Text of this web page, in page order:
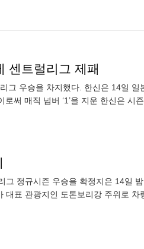
센트럴리그 제패
그 우승을 차지했다. 한신은 14일 일
써 매직 넘버 ‘1’을 지운 한신은 시
정규시즌 우승을 확정지은 14일
표 관광지인 도톤보리강 주위로 차